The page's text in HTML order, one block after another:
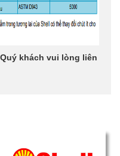
khách vui lòng liên